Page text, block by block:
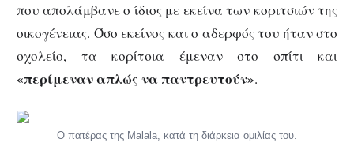
που απολάμβανε ο ίδιος με εκείνα των κοριτσιών της
οικογένειας. Όσο εκείνος και ο αδερφός του ήταν στο
σχολείο, τα κορίτσια έμεναν στο σπίτι και
«περίμεναν απλώς να παντρευτούν».
Ο πατέρας της Malala, κατά τη διάρκεια ομιλίας του.